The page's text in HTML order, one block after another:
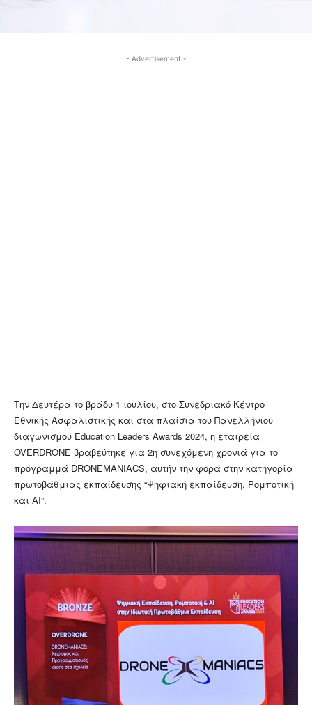
- Advertisement -
Την Δευτέρα το βράδυ 1 ιουλίου, στο Συνεδριακό Κέντρο
Εθνικής Ασφαλιστικής και στα πλαίσια του Πανελλήνιου
διαγωνισμού Education Leaders Awards 2024, η εταιρεία
OVERDRONE βραβεύτηκε για 2η συνεχόμενη χρονιά για το
πρόγραμμά DRONEMANIACS, αυτήν την φορά στην κατηγορία
πρωτοβάθμιας εκπαίδευσης “Ψηφιακή εκπαίδευση, Ρομποτική
και ΑΙ”.